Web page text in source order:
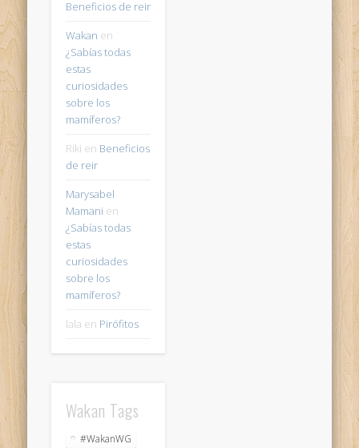
Beneficios de reir
Wakan en
¿Sabías todas
estas
curiosidades
sobre los
mamíferos?
Riki en Beneficios
de reir
Marysabel
Mamani en
¿Sabías todas
estas
curiosidades
sobre los
mamíferos?
lala en Pirófitos
Wakan Tags
#WakanWG